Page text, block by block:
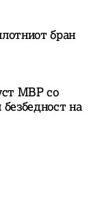
бран
МВР со
на